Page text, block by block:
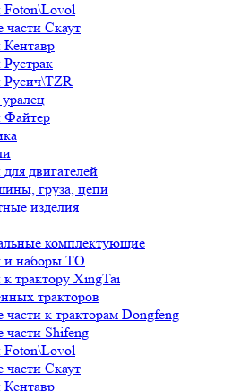
Foton\Lovol
части Скаут
Кентавр
Рустрак
Русич\TZR
уралец
Файтер
для двигателей
груза, цепи
изделия
комплектующие
и наборы ТО
к трактору XingTai
тракторов
части к тракторам Dongfeng
части Shifeng
Foton\Lovol
части Скаут
Кентавр